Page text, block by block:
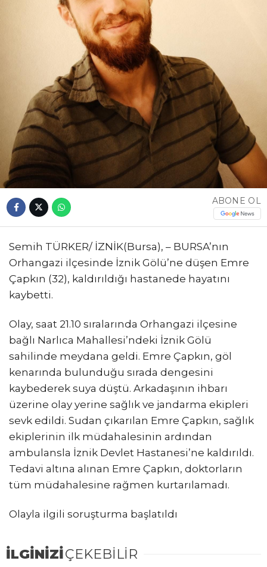
ABONE OL
Semih TÜRKER/ İZNİK(Bursa), – BURSA’nın
Orhangazi ilçesinde İznik Gölü’ne düşen Emre
Çapkın (32), kaldırıldığı hastanede hayatını
kaybetti.
Olay, saat 21.10 sıralarında Orhangazi ilçesine
bağlı Narlıca Mahallesi’ndeki İznik Gölü
sahilinde meydana geldi. Emre Çapkın, göl
kenarında bulunduğu sırada dengesini
kaybederek suya düştü. Arkadaşının ihbarı
üzerine olay yerine sağlık ve jandarma ekipleri
sevk edildi. Sudan çıkarılan Emre Çapkın, sağlık
ekiplerinin ilk müdahalesinin ardından
ambulansla İznik Devlet Hastanesi’ne kaldırıldı.
Tedavi altına alınan Emre Çapkın, doktorların
tüm müdahalesine rağmen kurtarılamadı.
Olayla ilgili soruşturma başlatıldı
İLGİNİZİÇEKEBİLİR